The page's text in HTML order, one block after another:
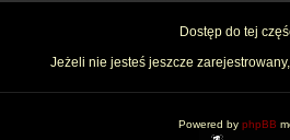
Dostęp do tej
Jeżeli nie jesteś jeszcze
Powered by phpBB